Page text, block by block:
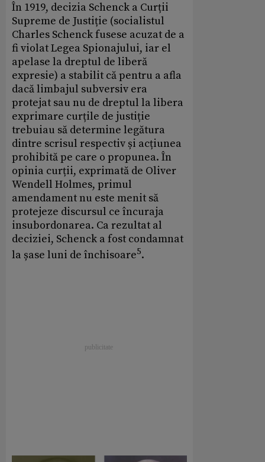
În 1919, decizia Schenck a Curții
Supreme de Justiție (socialistul
Charles Schenck fusese acuzat de a
fi violat Legea Spionajului, iar el
apelase la dreptul de liberă
expresie) a stabilit că pentru a afla
dacă limbajul subversiv era
protejat sau nu de dreptul la libera
exprimare curțile de justiție
trebuiau să determine legătura
dintre scrisul respectiv și acțiunea
prohibită pe care o propunea. În
opinia curții, exprimată de Oliver
Wendell Holmes, primul
amendament nu este menit să
protejeze discursul ce încuraja
insubordonarea. Ca rezultat al
deciziei, Schenck a fost condamnat
la șase luni de închisoare5.